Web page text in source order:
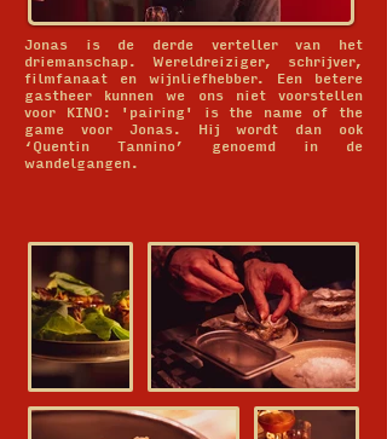
Jonas is de derde verteller van het
driemanschap. Wereldreiziger, schrijver,
filmfanaat en wijnliefhebber. Een betere
gastheer kunnen we ons niet voorstellen
voor KINO: 'pairing' is the name of the
game voor Jonas. Hij wordt dan ook
‘Quentin Tannino’ genoemd in de
wandelgangen.